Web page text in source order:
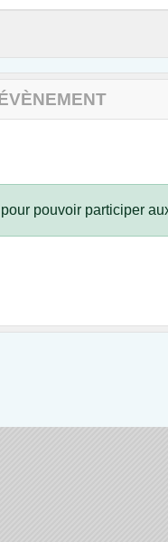
pour pouvoir participer